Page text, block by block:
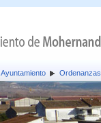
Ayuntamiento Ordenanzas